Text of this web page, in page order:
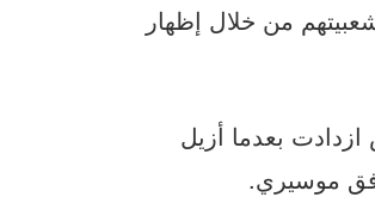
من خلال إظهار
بعدما أزيل
موسيري.